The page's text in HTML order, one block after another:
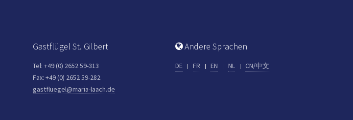
Gastflügel St. Gilbert
Tel: +49 (0) 2652 59-313
Fax: +49 (0) 2652 59-282
gastfluegel@maria-laach.de
Andere Sprachen
DE FR EN NL CN/中文